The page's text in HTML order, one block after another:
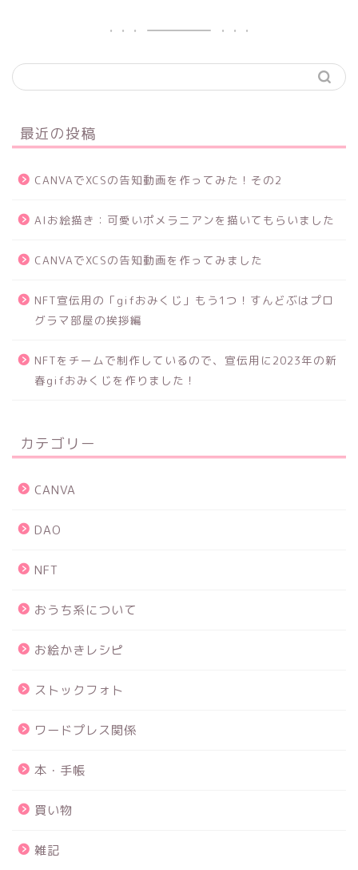
最近の投稿
CANVAでXCSの告知動画を作ってみた！その2
AIお絵描き：可愛いポメラニアンを描いてもらいました
CANVAでXCSの告知動画を作ってみました
NFT宣伝用の「gifおみくじ」もう1つ！すんどぶはプロ
グラマ部屋の挨拶編
NFTをチームで制作しているので、宣伝用に2023年の新
春gifおみくじを作りました！
カテゴリー
CANVA
DAO
NFT
おうち系について
お絵かきレシピ
ストックフォト
ワードプレス関係
本・手帳
買い物
雑記